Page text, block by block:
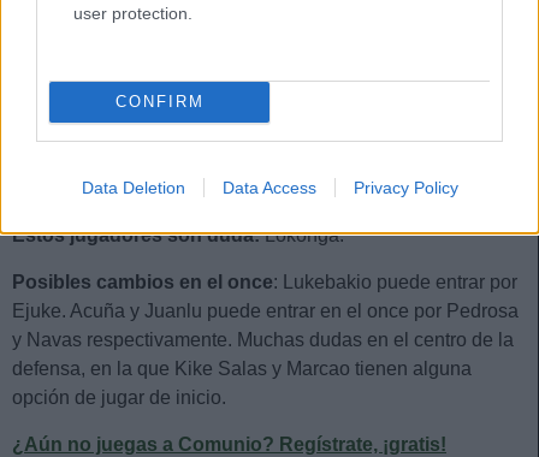
user protection.
CONFIRM
Data Deletion Data Access Privacy Policy
Estos jugadores son baja:Saúl (sanción), Suso.
Estos jugadores son duda:Lokonga.
Posibles cambios en el once: Lukebakio puede entrar por
Ejuke. Acuña y Juanlu puede entrar en el once por Pedrosa
y Navas respectivamente. Muchas dudas en el centro de la
defensa, en la que Kike Salas y Marcao tienen alguna
opción de jugar de inicio.
¿Aún no juegas a Comunio? Regístrate, ¡gratis!